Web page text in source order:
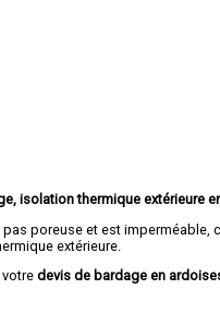
isolation thermique extérieure
poreuse et est imperméable,
extérieure.
devis de bardage en